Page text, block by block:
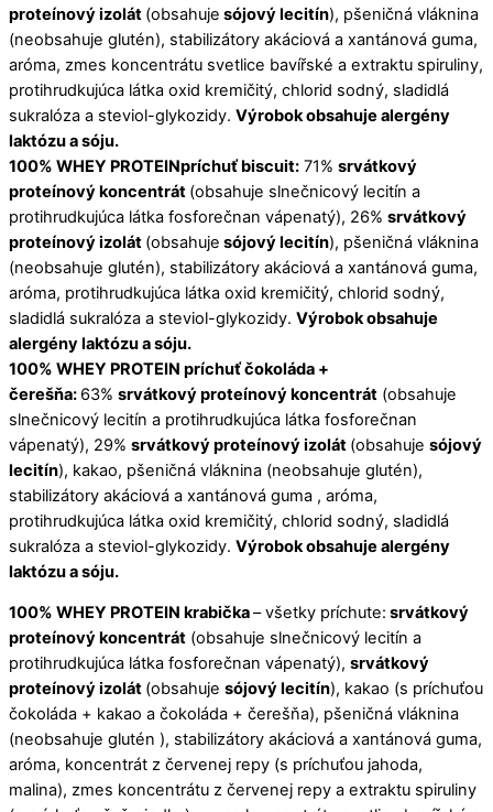
proteínový izolát (obsahuje sójový lecitín), pšeničná vláknina
(neobsahuje glutén), stabilizátory akáciová a xantánová guma,
aróma, zmes koncentrátu svetlice bavířské a extraktu spiruliny,
protihrudkujúca látka oxid kremičitý, chlorid sodný, sladidlá
sukralóza a steviol-glykozidy. Výrobok obsahuje alergény
laktózu a sóju.
100% WHEY PROTEINpríchuť biscuit: 71% srvátkový
proteínový koncentrát (obsahuje slnečnicový lecitín a
protihrudkujúca látka fosforečnan vápenatý), 26% srvátkový
proteínový izolát (obsahuje sójový lecitín), pšeničná vláknina
(neobsahuje glutén), stabilizátory akáciová a xantánová guma,
aróma, protihrudkujúca látka oxid kremičitý, chlorid sodný,
sladidlá sukralóza a steviol-glykozidy. Výrobok obsahuje
alergény laktózu a sóju.
100% WHEY PROTEIN príchuť čokoláda +
čerešňa: 63% srvátkový proteínový koncentrát (obsahuje
slnečnicový lecitín a protihrudkujúca látka fosforečnan
vápenatý), 29% srvátkový proteínový izolát (obsahuje sójový
lecitín), kakao, pšeničná vláknina (neobsahuje glutén),
stabilizátory akáciová a xantánová guma , aróma,
protihrudkujúca látka oxid kremičitý, chlorid sodný, sladidlá
sukralóza a steviol-glykozidy. Výrobok obsahuje alergény
laktózu a sóju.
100% WHEY PROTEIN krabička– všetky príchute: srvátkový
proteínový koncentrát (obsahuje slnečnicový lecitín a
protihrudkujúca látka fosforečnan vápenatý), srvátkový
proteínový izolát (obsahuje sójový lecitín), kakao (s príchuťou
čokoláda + kakao a čokoláda + čerešňa), pšeničná vláknina
(neobsahuje glutén ), stabilizátory akáciová a xantánová guma,
aróma, koncentrát z červenej repy (s príchuťou jahoda,
malina), zmes koncentrátu z červenej repy a extraktu spiruliny